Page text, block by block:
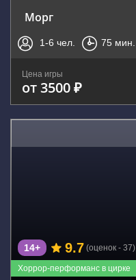
Морг
1-6 чел. 75 мин.
Цена игры
от 3500 ₽
Хоррор-перформанс в цирке
14+ 9.7 (оценок - 37)